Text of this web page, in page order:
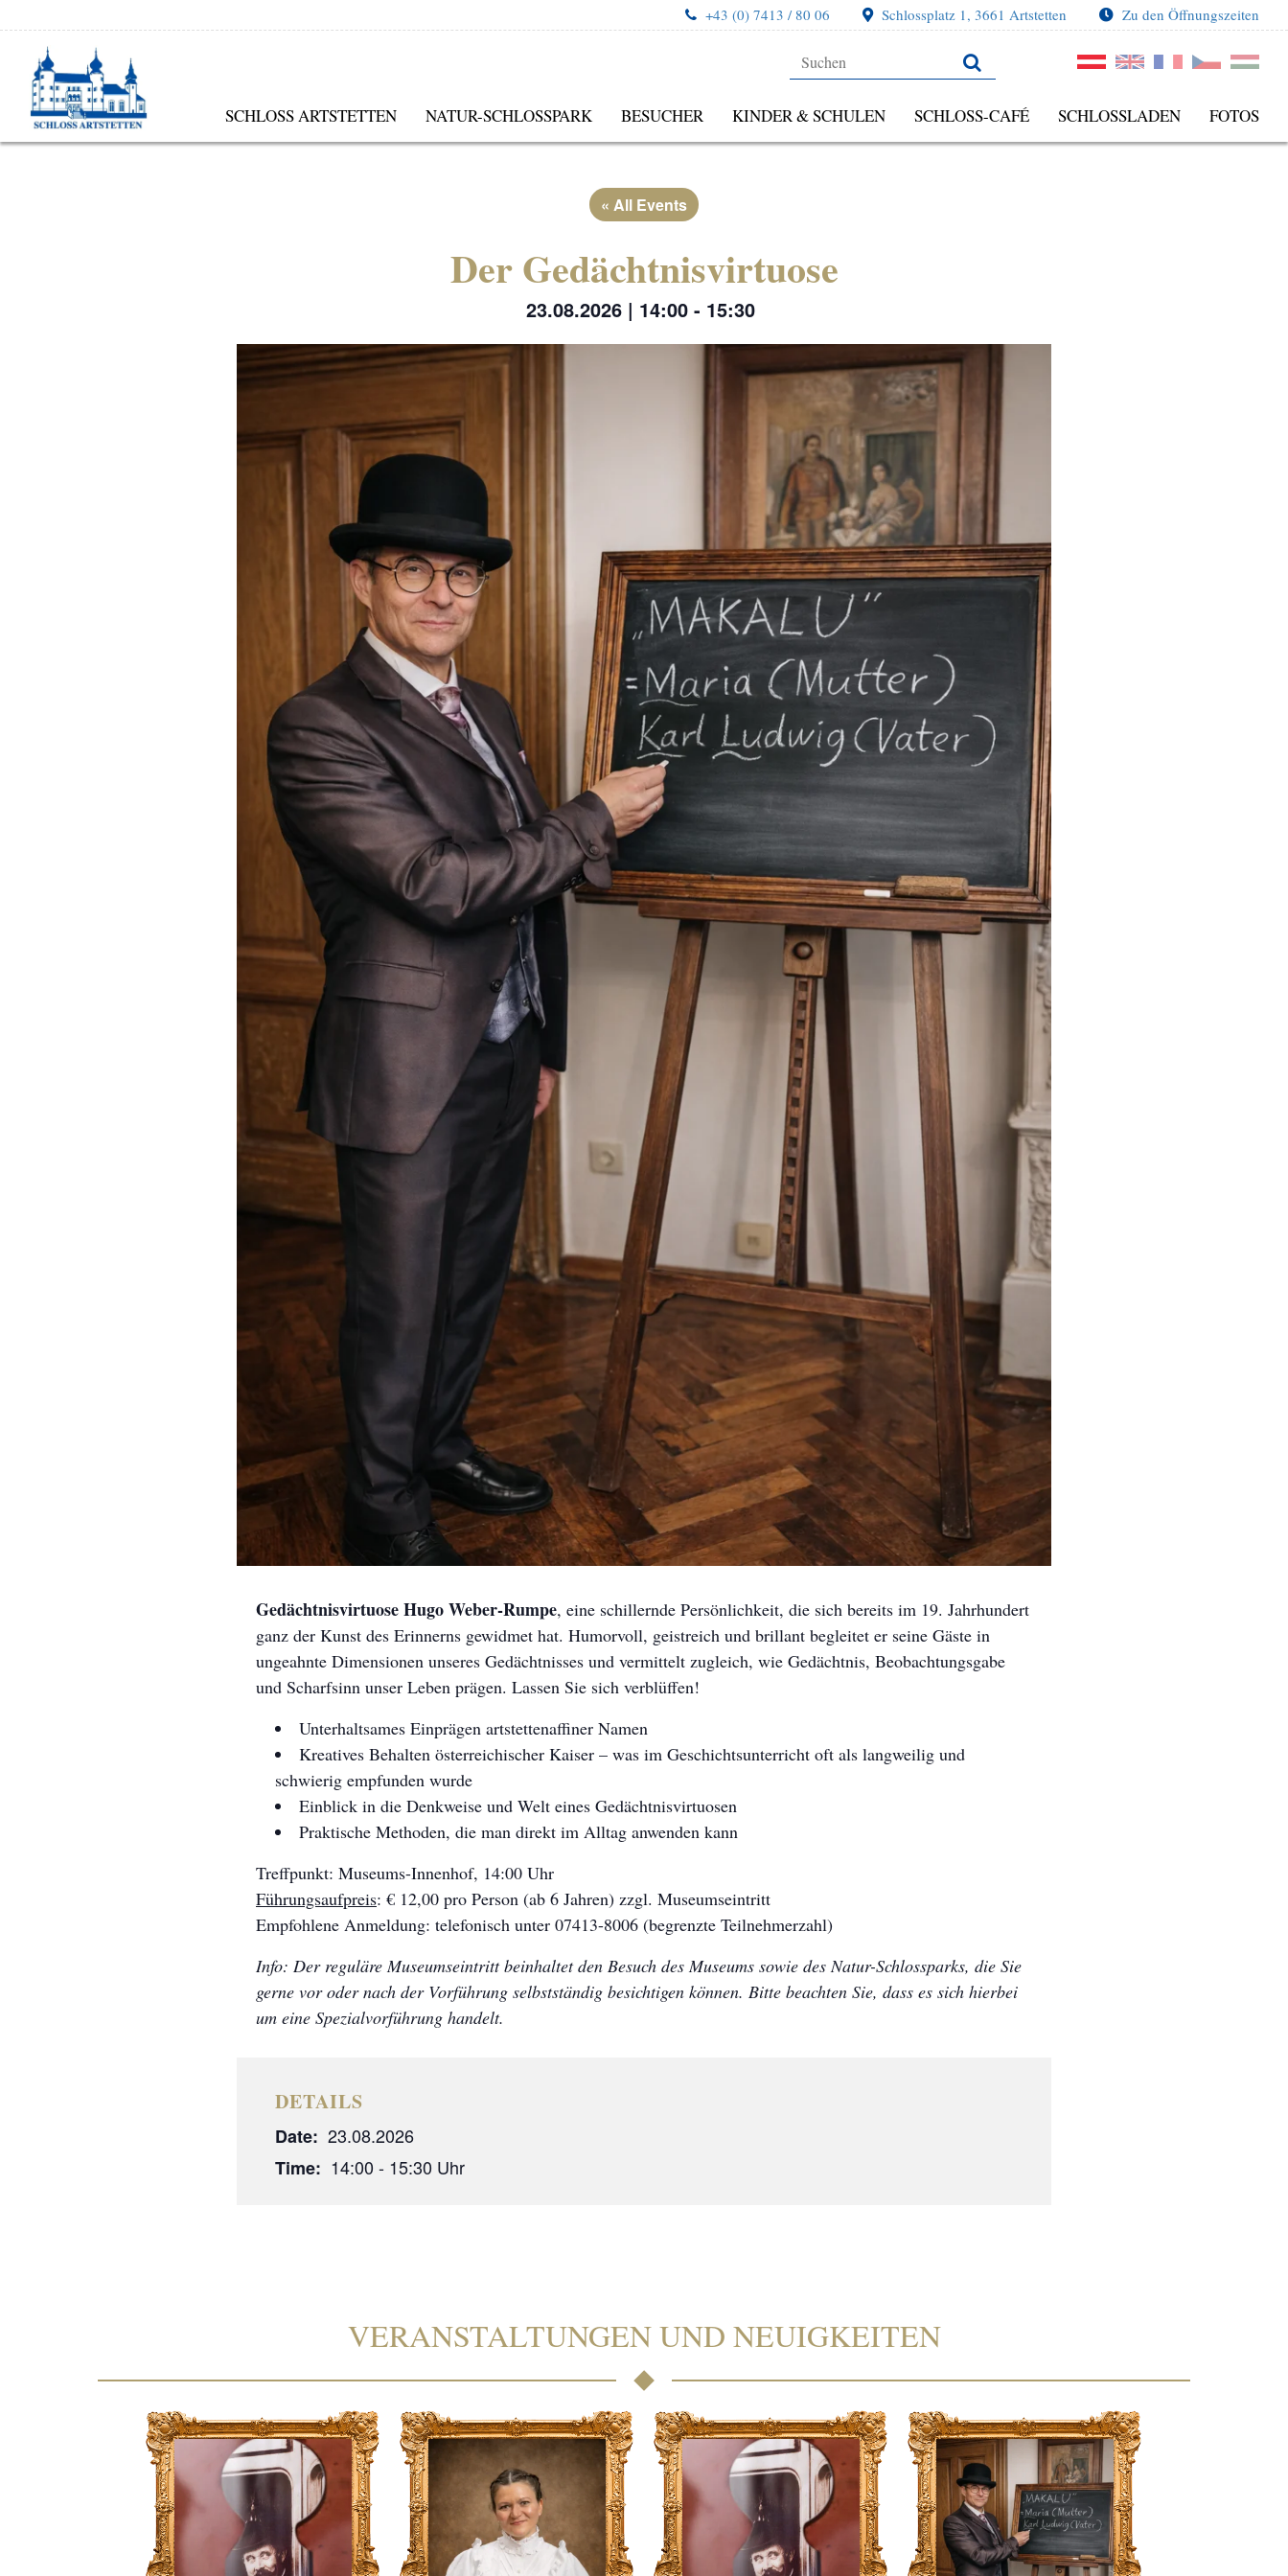
+43 (0) 7413 / 80 06 Schlossplatz 1, 3661 Artstetten Zu den Öffnungszeiten
SCHLOSS ARTSTETTEN NATUR-SCHLOSSPARK BESUCHER KINDER & SCHULEN SCHLOSS-CAFÉ SCHLOSSLADEN FOTOS
« All Events
Der Gedächtnisvirtuose
23.08.2026 | 14:00- 15:30
Gedächtnisvirtuose Hugo Weber-Rumpe, eine schillernde Persönlichkeit, die sich bereits im 19. Jahrhundert
ganz der Kunst des Erinnerns gewidmet hat. Humorvoll, geistreich und brillant begleitet er seine Gäste in
ungeahnte Dimensionen unseres Gedächtnisses und vermittelt zugleich, wie Gedächtnis, Beobachtungsgabe
und Scharfsinn unser Leben prägen. Lassen Sie sich verblüffen!
Unterhaltsames Einprägen artstettenaffiner Namen
Kreatives Behalten österreichischer Kaiser – was im Geschichtsunterricht oft als langweilig und
schwierig empfunden wurde
Einblick in die Denkweise und Welt eines Gedächtnisvirtuosen
Praktische Methoden, die man direkt im Alltag anwenden kann
Treffpunkt: Museums-Innenhof, 14:00 Uhr
Führungsaufpreis: € 12,00 pro Person (ab 6 Jahren) zzgl. Museumseintritt
Empfohlene Anmeldung: telefonisch unter 07413-8006 (begrenzte Teilnehmerzahl)
Info: Der reguläre Museumseintritt beinhaltet den Besuch des Museums sowie des Natur-Schlossparks, die Sie
gerne vor oder nach der Vorführung selbstständig besichtigen können. Bitte beachten Sie, dass es sich hierbei
um eine Spezialvorführung handelt.
DETAILS
Date: 23.08.2026
Time: 14:00 - 15:30
VERANSTALTUNGEN UND NEUIGKEITEN